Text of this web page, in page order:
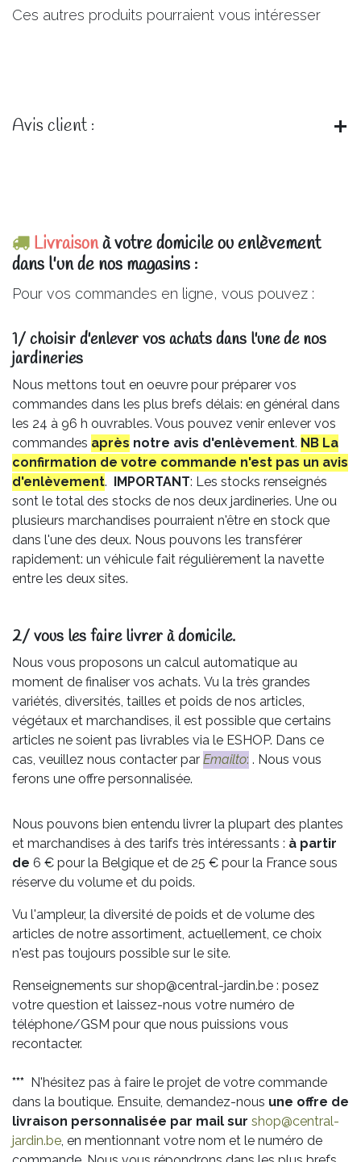
Ces autres produits pourraient vous intéresser
Avis client :
Livraisonà votre domicile ou enlèvement
dans l'un de nos magasins :
Pour vos commandes en ligne, vous pouvez :
1/ choisir d'enlever vos achats dans l'une de nos
jardineries​
Nous mettons tout en oeuvre pour préparer vos
commandes dans les plus brefs délais: en général dans
les 24 à 96 h ouvrables. Vous pouvez venir enlever vos
commandes après notre avis d'enlèvement. NB La
confirmation de votre commande n'est pas un avis
d'enlèvement. IMPORTANT: Les stocks renseignés
sont le total des stocks de nos deux jardineries. Une ou
plusieurs marchandises pourraient n'être en stock que
dans l'une des deux. Nous pouvons les transférer
rapidement: un véhicule fait régulièrement la navette
entre les deux sites.
2/ vous les faire livrer à domicile.
Nous vous proposons un calcul automatique au
moment de finaliser vos achats. Vu la très grandes
variétés, diversités, tailles et poids de nos articles,
végétaux et marchandises, il est possible que certains
articles ne soient pas livrables via le ESHOP. Dans ce
cas, veuillez nous contacter par Emailto: . Nous vous
ferons une offre personnalisée.
Nous pouvons bien entendu livrer la plupart des plantes
et marchandises à des tarifs très intéressants : à partir
de 6 € pour la Belgique et de 25 € pour la France sous
réserve du volume et du poids.
Vu l'ampleur, la diversité de poids et de volume des
articles de notre assortiment, actuellement, ce choix
n'est pas toujours possible sur le site.
Renseignements sur shop@central-jardin.be : posez
votre question et laissez-nous votre numéro de
téléphone/GSM pour que nous puissions vous
recontacter.
*** N'hésitez pas à faire le projet de votre commande
dans la boutique. Ensuite, demandez-nous une offre de
livraison personnalisée par mail sur shop@central-
jardin.be , en mentionnant votre nom et le numéro de